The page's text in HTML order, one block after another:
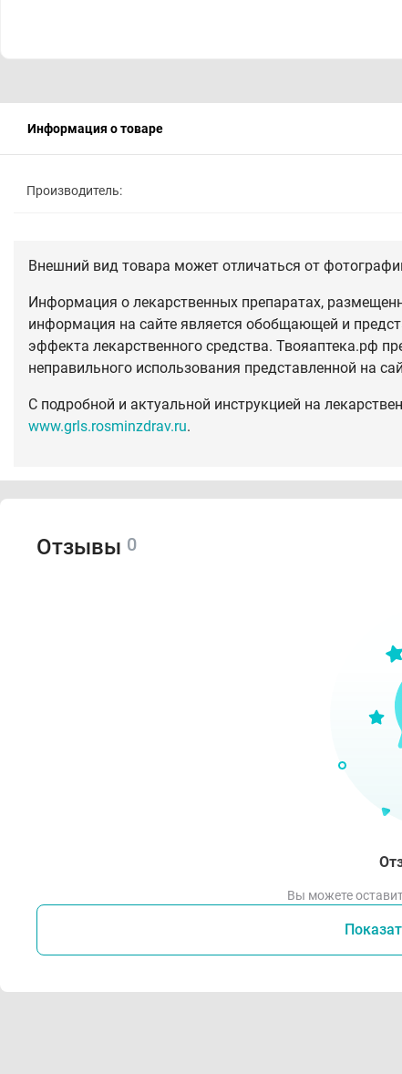
Информация о товаре
Производитель:
Внешний вид товара может отличаться от
Информация о лекарственных препаратах,
информация на сайте является обобщающей и
эффекта лекарственного средства. Твояаптека.рф
неправильного использования представленной на
С подробной и актуальной инструкцией на
www.grls.rosminzdrav.ru.
Отзывы 0
Вы можете